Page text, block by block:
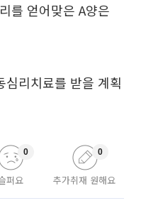
를 얻어맞은 A양은
심리치료를 받을 계획
퍼요
0
추가취재 원해요
0